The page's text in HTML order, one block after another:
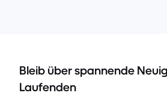
Bleib über spannende
Laufenden